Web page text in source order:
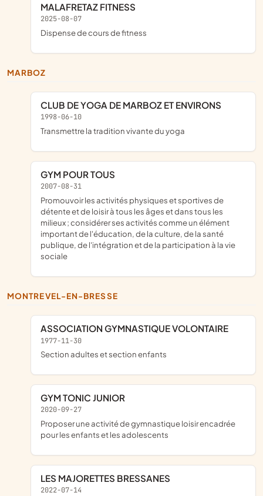
MALAFRETAZ FITNESS
2025-08-07
dispense de cours de fitness
MARBOZ
CLUB DE YOGA DE MARBOZ ET ENVIRONS
1998-06-10
transmettre la tradition vivante du yoga
GYM POUR TOUS
2007-08-31
promouvoir les activités physiques et sportives de
détente et de loisir à tous les âges et dans tous les
milieux ; considérer ses activités comme un élément
important de l'éducation, de la culture, de la santé
publique, de l'intégration et de la participation à la vie
sociale
MONTREVEL-EN-BRESSE
ASSOCIATION GYMNASTIQUE VOLONTAIRE
1977-11-30
section adultes et section enfants
GYM TONIC JUNIOR
2020-09-27
proposer une activité de gymnastique loisir encadrée
pour les enfants et les adolescents
LES MAJORETTES BRESSANES
2022-07-14